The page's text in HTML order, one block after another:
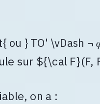
ou } TO' \vDash ¬
sur ${\cal F}(F,
on a :